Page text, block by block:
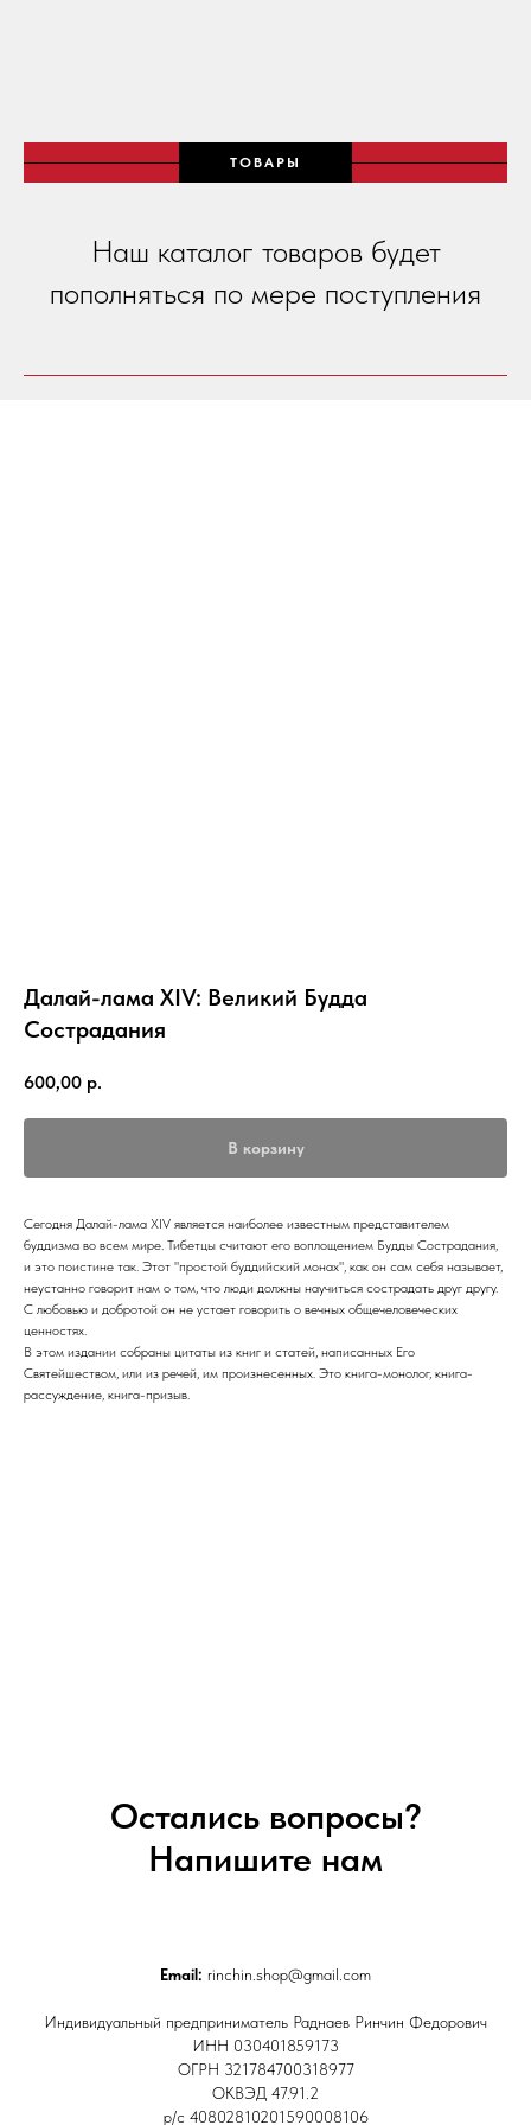
ТОВАРЫ
Наш каталог товаров будет
пополняться по мере поступления
Далай-лама XIV: Великий Будда
Сострадания
600,00 р.
В корзину
Сегодня Далай-лама XIV является наиболее известным представителем
буддизма во всем мире. Тибетцы считают его воплощением Будды Сострадания,
и это поистине так. Этот "простой буддийский монах", как он сам себя называет,
неустанно говорит нам о том, что люди должны научиться сострадать друг другу.
С любовью и добротой он не устает говорить о вечных общечеловеческих
ценностях.
В этом издании собраны цитаты из книг и статей, написанных Его
Святейшеством, или из речей, им произнесенных. Это книга-монолог, книга-
рассуждение, книга-призыв.
Остались вопросы?
Напишите нам
Email: rinchin.shop@gmail.com
Индивидуальный предприниматель Раднаев Ринчин Федорович
ИНН 030401859173
ОГРН 321784700318977
ОКВЭД 47.91.2
р/с 40802810201590008106